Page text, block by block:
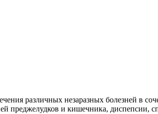
различных незаразных болезней в
преджелудков и кишечника, диспепсии,